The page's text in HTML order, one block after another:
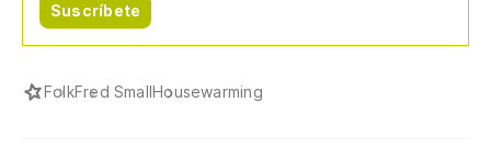
Suscríbete
FolkFred SmallHousewarming